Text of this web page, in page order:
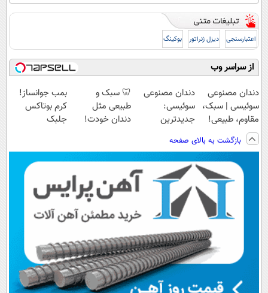
اعتبارسنجی دیزل ژنراتور بوکینگ
از سراسر وب
دندان مصنوعی
سوئیسی | سبک،
مقاوم، طبیعی!
ویزیت
رایگان+پرداخت
اقساطی😍
دندان مصنوعی
سوئیسی:
جدیدترین
سبک و مقاوم |
پرداخت قسطی
🦷 سبک و
طبیعی مثل
دندان خودت!
💳 📍 تهران
بمب جوانساز!
کرم بوتاکس
جلبک
بازگشت به بالای صفحه